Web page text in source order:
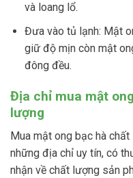
và loang lổ.
Đưa vào tủ lạnh: Mật
giữ độ mịn còn mật
đông đều.​
Địa chỉ mua mật
lượng
Mua mật ong bạc hà
những địa chỉ uy tín, có
nhận về chất lượng sản